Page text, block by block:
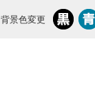
背景色変更